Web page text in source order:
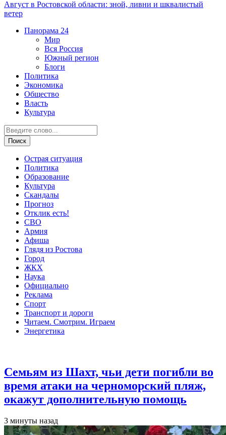
Август в Ростовской области: зной, ливни и шквалистый
ветер
Панорама 24
Мир
Вся Россия
Южный регион
Блоги
Политика
Экономика
Общество
Власть
Культура
Острая ситуация
Политика
Образование
Культура
Скандалы
Прогноз
Отклик есть!
СВО
Армия
Афиша
Глядя из Ростова
Город
ЖКХ
Наука
Официально
Реклама
Спорт
Транспорт и дороги
Читаем. Смотрим. Играем
Энергетика
Семьям из Шахт, чьи дети погибли во
время атаки на черноморский пляж,
окажут дополнительную помощь
3 минуты назад